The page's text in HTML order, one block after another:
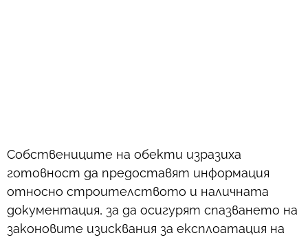
Собствениците на обекти изразиха
готовност да предоставят информация
относно строителството и наличната
документация, за да осигурят спазването на
законовите изисквания за експлоатация на